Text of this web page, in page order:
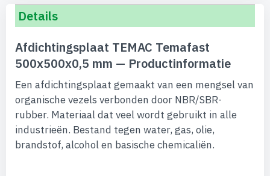
Details
Afdichtingsplaat TEMAC Temafast
500x500x0,5 mm — Productinformatie
Een afdichtingsplaat gemaakt van een mengsel van
organische vezels verbonden door NBR/SBR-
rubber. Materiaal dat veel wordt gebruikt in alle
industrieën. Bestand tegen water, gas, olie,
brandstof, alcohol en basische chemicaliën.